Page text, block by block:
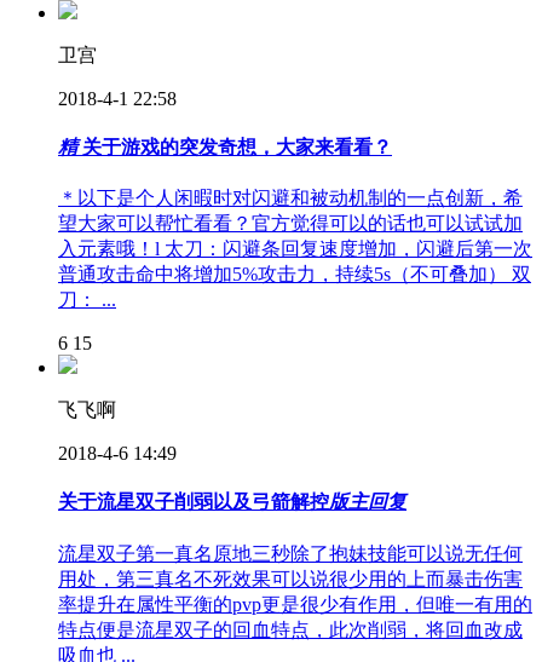
卫宫
2018-4-1 22:58
精关于游戏的突发奇想，大家来看看？
＊以下是个人闲暇时对闪避和被动机制的一点创新，希
望大家可以帮忙看看？官方觉得可以的话也可以试试加
入元素哦！l 太刀：闪避条回复速度增加，闪避后第一次
普通攻击命中将增加5%攻击力，持续5s（不可叠加） 双
刀： ...
6 15
飞飞啊
2018-4-6 14:49
关于流星双子削弱以及弓箭解控版主回复
流星双子第一真名原地三秒除了抱妹技能可以说无任何
用处，第三真名不死效果可以说很少用的上而暴击伤害
率提升在属性平衡的pvp更是很少有作用，但唯一有用的
特点便是流星双子的回血特点，此次削弱，将回血改成
吸血也 ...